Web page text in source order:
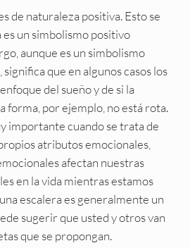
de naturaleza positiva. Esto se
es un simbolismo positivo
aunque es un simbolismo
que en algunos casos los
del sueño y de si la
forma, por ejemplo, no está rota.
importante cuando se trata de
atributos emocionales,
afectan nuestras
en la vida mientras estamos
escalera es generalmente un
sugerir que usted y otros van
que se propongan.